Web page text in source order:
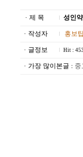
· 제 목
성인
· 작성자 홍보
· 글정보 Hit :
· 가장 많이본글 : 중